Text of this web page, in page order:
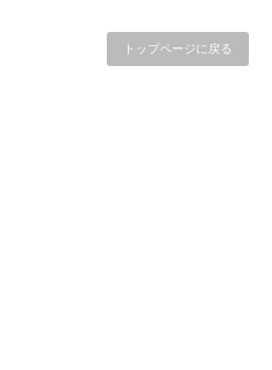
トップページに戻る